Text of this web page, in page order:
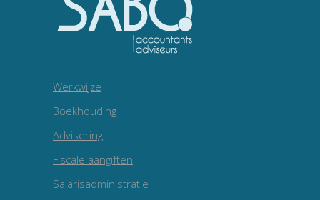
Werkwijze
Boekhouding
Advisering
Fiscale aangiften
Salarisadministratie